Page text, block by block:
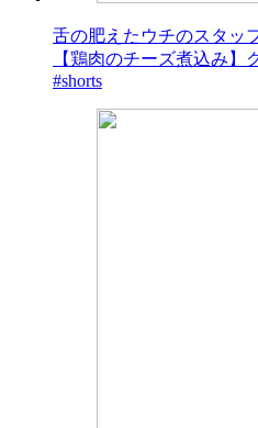
舌の肥えたウチのスタッ
【鶏肉のチーズ煮込み】
#shorts